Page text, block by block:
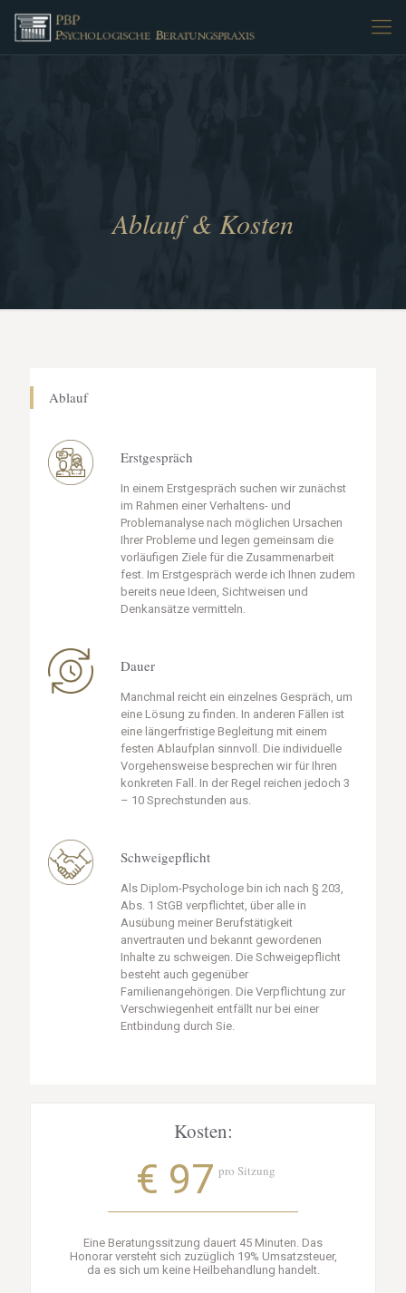
Ablauf & Kosten
Ablauf
Erstgespräch
In einem Erstgespräch suchen wir zunächst
im Rahmen einer Verhaltens- und
Problemanalyse nach möglichen Ursachen
Ihrer Probleme und legen gemeinsam die
vorläufigen Ziele für die Zusammenarbeit
fest. Im Erstgespräch werde ich Ihnen zudem
bereits neue Ideen, Sichtweisen und
Denkansätze vermitteln.
Dauer
Manchmal reicht ein einzelnes Gespräch, um
eine Lösung zu finden. In anderen Fällen ist
eine längerfristige Begleitung mit einem
festen Ablaufplan sinnvoll. Die individuelle
Vorgehensweise besprechen wir für Ihren
konkreten Fall. In der Regel reichen jedoch 3
– 10 Sprechstunden aus.
Schweigepflicht
Als Diplom-Psychologe bin ich nach § 203,
Abs. 1 StGB verpflichtet, über alle in
Ausübung meiner Berufstätigkeit
anvertrauten und bekannt gewordenen
Inhalte zu schweigen. Die Schweigepflicht
besteht auch gegenüber
Familienangehörigen. Die Verpflichtung zur
Verschwiegenheit entfällt nur bei einer
Entbindung durch Sie.
Kosten:
€ 97 pro Sitzung
Eine Beratungssitzung dauert 45 Minuten. Das
Honorar versteht sich zuzüglich 19% Umsatzsteuer,
da es sich um keine Heilbehandlung handelt.